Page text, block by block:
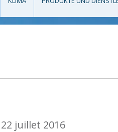
juillet 2016